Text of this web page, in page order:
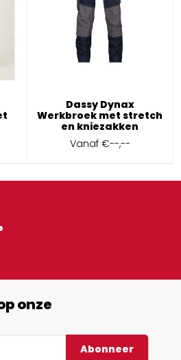
Dassy Dynax
Werkbroek met stretch
en kniezakken
Vanaf €--,--
onze
Abonneer